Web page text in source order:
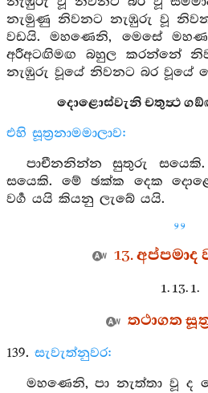
නැමුණු නිවනට නැඹුරු වූ
වඩයි. මහණෙනි, මෙසේ
අරීඅටඟිමඟ බහුල කරන්නේ
නැඹුරු වූයේ නිවනට බර වූයේ
දොළොස්වැනි චතුත්‍ථ
එහි සූත්‍රනාමමාලාව:
පාචීනනින්න සුතුරු
සයෙකි. මේ ඡක්ක දෙක
වර්‍ග යයි කියනු ලැබේ යයි.
99
13. අප්පමාද
1. 13. 1.
තථාගත
139. සැවැත්නුවර:
මහණෙනි, පා නැත්තා වූ ද